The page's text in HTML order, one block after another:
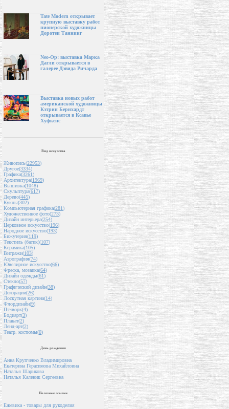
Tate Modern открывает
крупную выставку работ
пионерской художницы
Доротеи Таннинг
Neo-Op: выставка Марка
Дагли открывается в
галерее Дэвида Ричарда
Выставка новых работ
американской художницы
Кэтрин Бернхардт
открывается в Ксавье
Хуфкенс
Вид искусства
Живопись(22953)
Другое(3334)
Графика(3261)
Архитектура(1969)
Вышивка(1048)
Скульптура(617)
Дерево(445)
Куклы(302)
Компьютерная графика(281)
Художественное фото(273)
Дизайн интерьера(254)
Церковное искусство(196)
Народное искусство(193)
Бижутерия(119)
Текстиль (батик)(107)
Керамика(105)
Витражи(103)
Аэрография(74)
Ювелирное искусство(66)
Фреска, мозаика(64)
Дизайн одежды(61)
Стекло(57)
Графический дизайн(38)
Декорации(26)
Лоскутная картина(14)
Флордизайн(9)
Пэчворк(4)
Бодиарт(3)
Плакат(2)
Ленд-арт(2)
Театр. костюмы(0)
День рождения
Анна Крупченко Владимировна
Екатерина Герасимова Михайловна
Наталья Шарикова
Наталья Каленик Сергеевна
Полезные ссылки
Ежевика - товары для рукоделия